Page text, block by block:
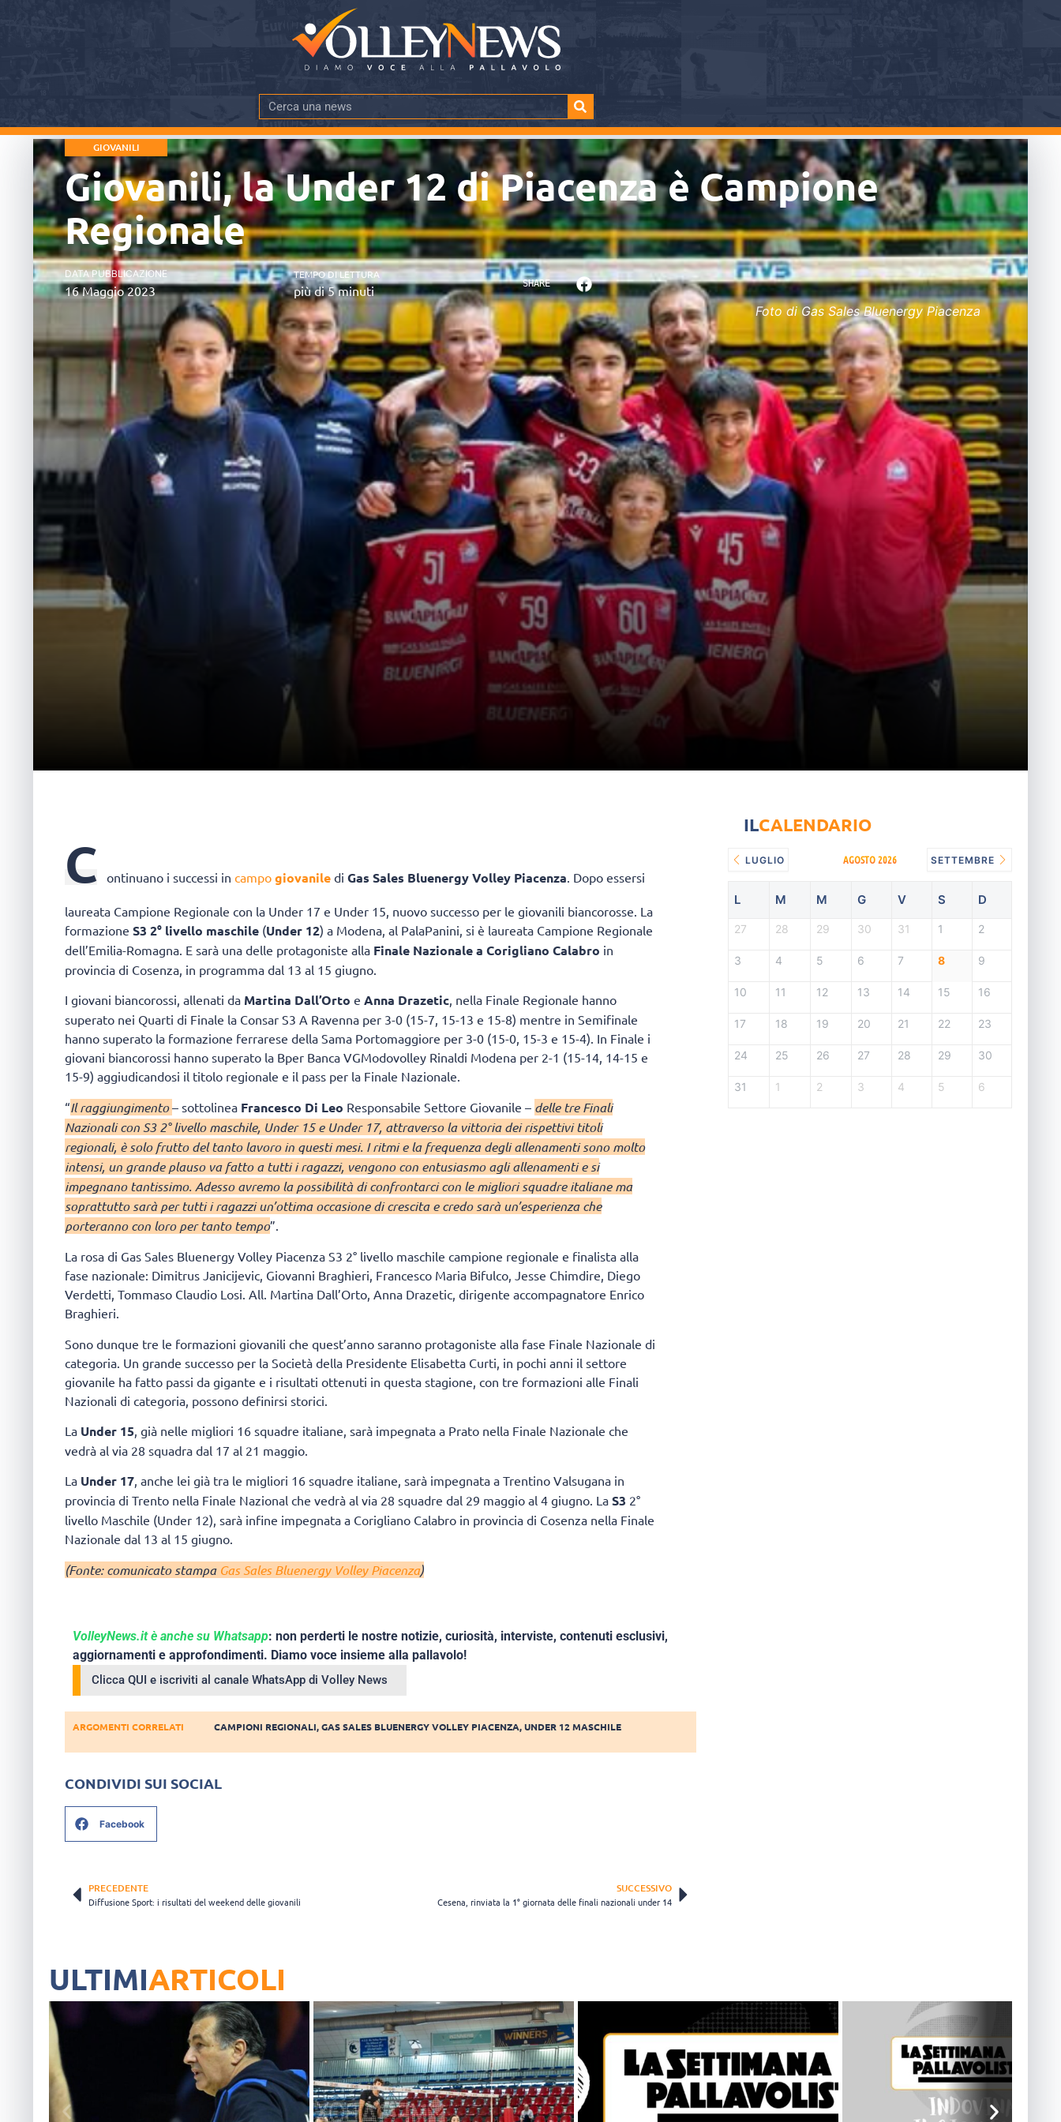
GIOVANILI
Giovanili, la Under 12 di Piacenza è Campione
Regionale
DATA PUBBLICAZIONE
16 Maggio 2023
TEMPO DI LETTURA
più di 5 minuti SHARE
Foto di Gas Sales Bluenergy Piacenza
C ontinuano i successi in campo giovanile di Gas Sales Bluenergy Volley Piacenza . Dopo essersi
laureata Campione Regionale con la Under 17 e Under 15, nuovo successo per le giovanili biancorosse. La
formazione S3 2° livello maschile (Under 12) a Modena, al PalaPanini, si è laureata Campione Regionale
dell’Emilia-Romagna. E sarà una delle protagoniste alla Finale Nazionale a Corigliano Calabro in
provincia di Cosenza, in programma dal 13 al 15 giugno.
I giovani biancorossi, allenati da Martina Dall’Orto e Anna Drazetic, nella Finale Regionale hanno
superato nei Quarti di Finale la Consar S3 A Ravenna per 3-0 (15-7, 15-13 e 15-8) mentre in Semifinale
hanno superato la formazione ferrarese della Sama Portomaggiore per 3-0 (15-0, 15-3 e 15-4). In Finale i
giovani biancorossi hanno superato la Bper Banca VGModovolley Rinaldi Modena per 2-1 (15-14, 14-15 e
15-9) aggiudicandosi il titolo regionale e il pass per la Finale Nazionale.
“Il raggiungimento– sottolinea Francesco Di Leo Responsabile Settore Giovanile – delle tre Finali
Nazionali con S3 2° livello maschile, Under 15 e Under 17, attraverso la vittoria dei rispettivi titoli
regionali, è solo frutto del tanto lavoro in questi mesi. I ritmi e la frequenza degli allenamenti sono molto
intensi, un grande plauso va fatto a tutti i ragazzi, vengono con entusiasmo agli allenamenti e si
impegnano tantissimo. Adesso avremo la possibilità di confrontarci con le migliori squadre italiane ma
soprattutto sarà per tutti i ragazzi un’ottima occasione di crescita e credo sarà un’esperienza che
porteranno con loro per tanto tempo”.
La rosa di Gas Sales Bluenergy Volley Piacenza S3 2° livello maschile campione regionale e finalista alla
fase nazionale: Dimitrus Janicijevic, Giovanni Braghieri, Francesco Maria Bifulco, Jesse Chimdire, Diego
Verdetti, Tommaso Claudio Losi. All. Martina Dall’Orto, Anna Drazetic, dirigente accompagnatore Enrico
Braghieri.
Sono dunque tre le formazioni giovanili che quest’anno saranno protagoniste alla fase Finale Nazionale di
categoria. Un grande successo per la Società della Presidente Elisabetta Curti, in pochi anni il settore
giovanile ha fatto passi da gigante e i risultati ottenuti in questa stagione, con tre formazioni alle Finali
Nazionali di categoria, possono definirsi storici.
La Under 15 , già nelle migliori 16 squadre italiane, sarà impegnata a Prato nella Finale Nazionale che
vedrà al via 28 squadra dal 17 al 21 maggio.
La Under 17, anche lei già tra le migliori 16 squadre italiane, sarà impegnata a Trentino Valsugana in
provincia di Trento nella Finale Nazional che vedrà al via 28 squadre dal 29 maggio al 4 giugno. La S3 2°
livello Maschile (Under 12), sarà infine impegnata a Corigliano Calabro in provincia di Cosenza nella Finale
Nazionale dal 13 al 15 giugno.
(Fonte: comunicato stampa Gas Sales Bluenergy Volley Piacenza)
VolleyNews.it è anche su Whatsapp: non perderti le nostre notizie, curiosità, interviste, contenuti esclusivi,
aggiornamenti e approfondimenti. Diamo voce insieme alla pallavolo!
Clicca QUI e iscriviti al canale WhatsApp di Volley News
ARGOMENTI CORRELATI CAMPIONI REGIONALI,GAS SALES BLUENERGY VOLLEY PIACENZA,UNDER 12 MASCHILE
CONDIVIDI SUI SOCIAL
Facebook
PRECEDENTE
Diffusione Sport: i risultati del weekend delle giovanili
SUCCESSIVO
Cesena, rinviata la 1° giornata delle finali nazionali under 14
ILCALENDARIO
LUGLIO AGOSTO 2026 SETTEMBRE
L M M G V S D
27 28 29 30 31 1 2
3 4 5 6 7 8 9
10 11 12 13 14 15 16
17 18 19 20 21 22 23
24 25 26 27 28 29 30
31 1 2 3 4 5 6
ULTIMIARTICOLI